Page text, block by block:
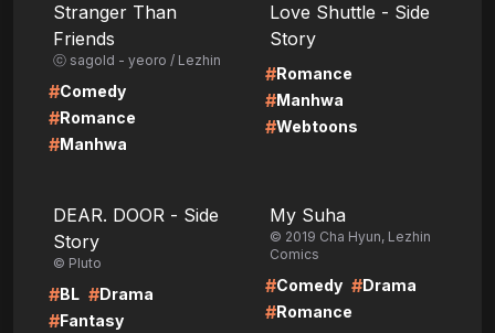
Stranger Than
Friends
ⓒ sagold - yeoro / Lezhin
#Comedy
#Romance
#Manhwa
Love Shuttle - Side
Story
#Romance
#Manhwa
#Webtoons
DEAR. DOOR - Side
Story
© Pluto
#BL #Drama
#Fantasy
My Suha
© 2019 Cha Hyun, Lezhin
Comics
#Comedy #Drama
#Romance